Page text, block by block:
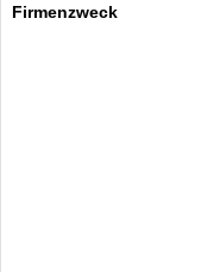
Firmenzweck